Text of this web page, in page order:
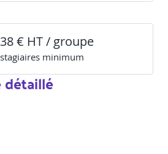
€ HT / groupe
stagiaires minimum